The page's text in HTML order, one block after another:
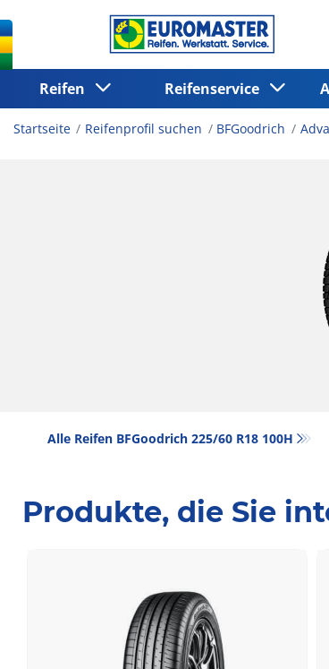
Reifen Reifenservice
Startseite Reifenprofil suchen BFGoodrich
Alle Reifen BFGoodrich 225/60 R18 100H
Produkte, die Sie